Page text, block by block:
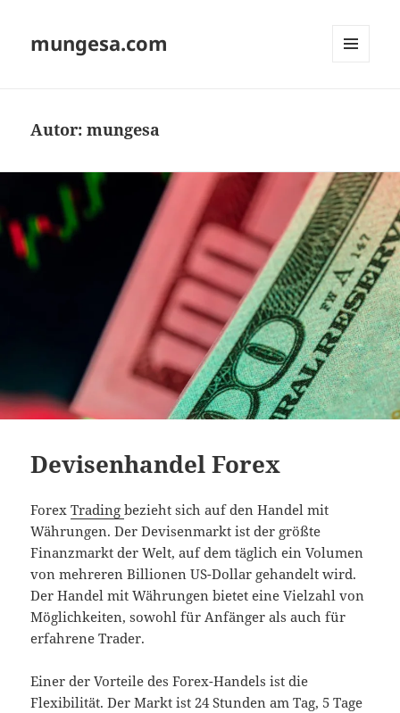
mungesa.com
Autor:mungesa
Devisenhandel Forex
ForexTradingbezieht sich auf den Handel mit
Währungen. Der Devisenmarkt ist der größte
Finanzmarkt der Welt, auf dem täglich ein Volumen
von mehreren Billionen US-Dollar gehandelt wird.
Der Handel mit Währungen bietet eine Vielzahl von
Möglichkeiten, sowohl für Anfänger als auch für
erfahrene Trader.
Einer der Vorteile des Forex-Handels ist die
Flexibilität. Der Markt ist 24 Stunden am Tag, 5 Tage